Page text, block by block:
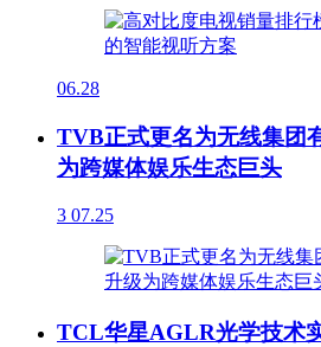
06.28
TVB正式更名为无线集团
为跨媒体娱乐生态巨头
3 07.25
TCL华星AGLR光学技术